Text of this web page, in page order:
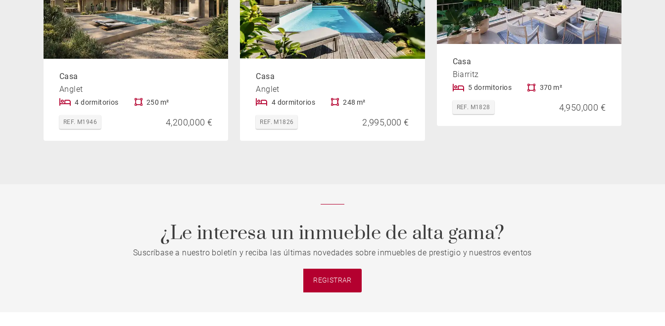
Casa
Anglet
4 dormitorios 250 m²
REF. M1946 4,200,000 €
Casa
Anglet
4 dormitorios 248 m²
REF. M1826 2,995,000 €
Casa
Biarritz
5 dormitorios 370 m²
REF. M1828 4,950,000 €
¿Le interesa un inmueble de alta gama?
Suscríbase a nuestro boletín y reciba las últimas novedades sobre inmuebles de prestigio y nuestros eventos
REGISTRAR